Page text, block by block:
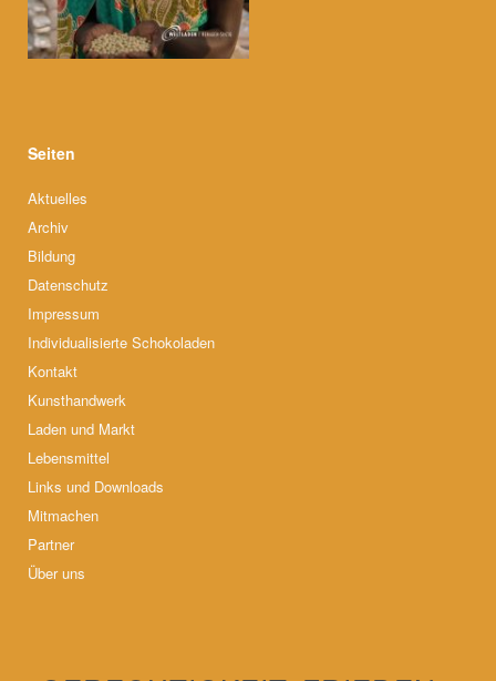
Seiten
Aktuelles
Archiv
Bildung
Datenschutz
Impressum
Individualisierte Schokoladen
Kontakt
Kunsthandwerk
Laden und Markt
Lebensmittel
Links und Downloads
Mitmachen
Partner
Über uns